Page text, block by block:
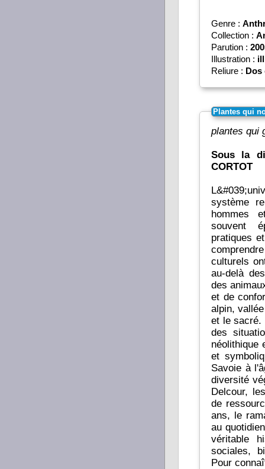
Genre :
Collection :
Parution :
Illustration :
Reliure : Dos
Plantes qui
plantes qui
Sous la
CORTOT
système
hommes
souvent
pratiques
culturels
au-delà
des
et de
alpin,
et le sacré.
des
néolithique
et
Savoie à
diversité
Delcour,
de
ans, le
au
véritable
sociales,
Pour